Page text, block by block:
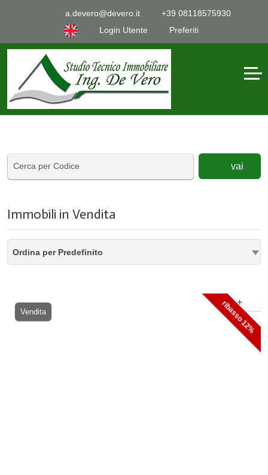
a.devero@devero.it
+39 08118575930
Login Utente
Preferiti
vai
Immobili in Vendita
Ordina per Predefinito
Vendita
+
ribasso 12%